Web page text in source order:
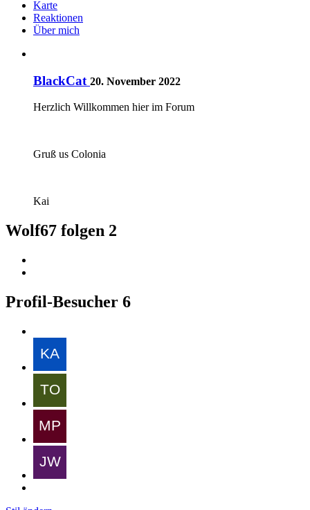
Karte
Reaktionen
Über mich
BlackCat 20. November 2022
Herzlich Willkommen hier im Forum
Gruß us Colonia
Kai
Wolf67 folgen 2
Profil-Besucher 6